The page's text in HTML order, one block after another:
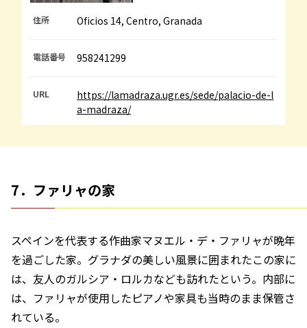
住所 Oficios 14, Centro, Granada
電話番号 958241299
URL
https://lamadraza.ugr.es/sede/palacio-de-l
a-madraza/
7．ファリャの家
スペインを代表する作曲家マヌエル・デ・ファリャが晩年
を過ごした家。グラナダの美しい風景に囲まれたこの家に
は、友人のガルシア・ロルカなども訪れたという。内部に
は、ファリャが使用したピアノや家具も当時のまま保管さ
れている。